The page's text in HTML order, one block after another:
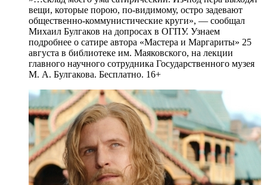
вещи, которые порою, по-видимому, остро задевают
общественно-коммунистические круги», — сообщал
Михаил Булгаков на допросах в ОГПУ. Узнаем
подробнее о сатире автора «Мастера и Маргариты» 25
августа в библиотеке им. Маяковского, на лекции
главного научного сотрудника Государственного музея
М. А. Булгакова. Бесплатно. 16+